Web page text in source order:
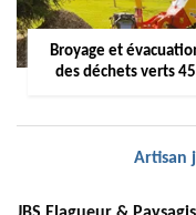
Broyage et
des déchets verts 45
Artisan